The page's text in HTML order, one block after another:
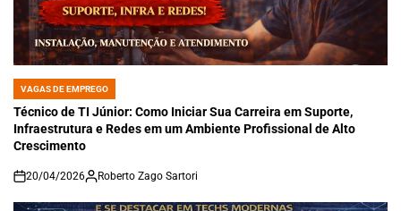
POSTED
IN
VAGAS DE EMPREGO
Técnico de TI Júnior: Como Iniciar Sua Carreira em Suporte,
Infraestrutura e Redes em um Ambiente Profissional de Alto
Crescimento
on
20/04/2026 Roberto Zago Sartori